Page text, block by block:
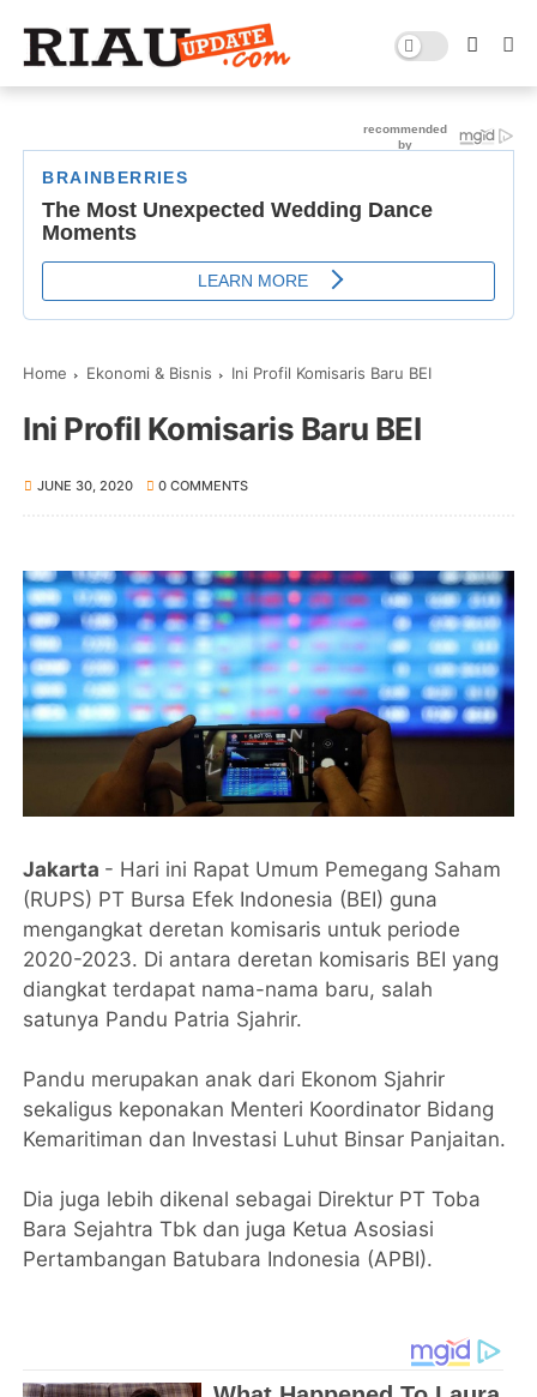
Home Ekonomi & Bisnis Ini Profil Komisaris Baru BEI
Ini Profil Komisaris Baru BEI
JUNE 30, 2020 0 COMMENTS
Jakarta - Hari ini Rapat Umum Pemegang Saham
(RUPS) PT Bursa Efek Indonesia (BEI) guna
mengangkat deretan komisaris untuk periode
2020-2023. Di antara deretan komisaris BEI yang
diangkat terdapat nama-nama baru, salah
satunya Pandu Patria Sjahrir.
Pandu merupakan anak dari Ekonom Sjahrir
sekaligus keponakan Menteri Koordinator Bidang
Kemaritiman dan Investasi Luhut Binsar Panjaitan.
Dia juga lebih dikenal sebagai Direktur PT Toba
Bara Sejahtra Tbk dan juga Ketua Asosiasi
Pertambangan Batubara Indonesia (APBI).